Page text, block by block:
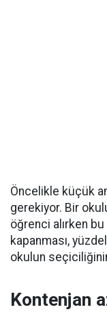
Öncelikle küçük
gerekiyor. Bir
öğrenci alırken
kapanması,
okulun
Kontenjan